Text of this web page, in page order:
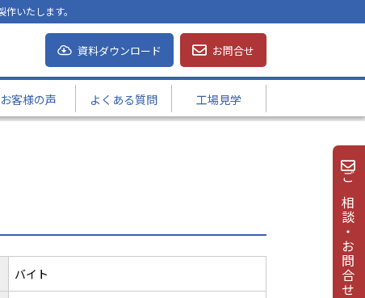
いたします。
資料ダウンロード お問合せ
お客様の声 よくある質問 工場見学
バイト
ご相談・お問合せ